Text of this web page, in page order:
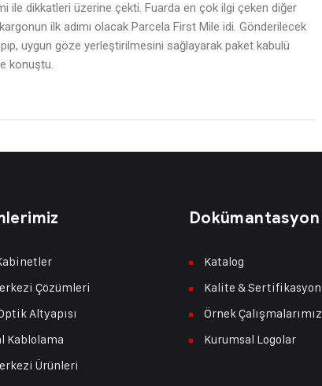
ile dikkatleri üzerine çekti. Fuarda en çok ilgi çeken diğer
ilk adımı olacak Parcela First Mile idi. Gönderilecek
uygun göze yerleştirilmesini sağlayarak paket kabulü
konuştu.
Çözümleri
Altyapısı
Kablolama
Ürünleri
Dokümantasyon
Katalog
Kalite & Sertifikasyon
Örnek Çalışmalarımız
Kurumsal Logolar